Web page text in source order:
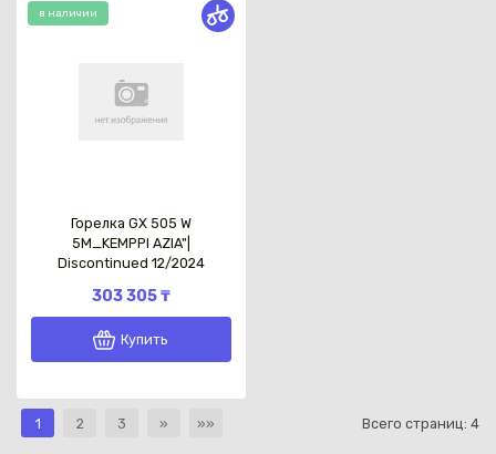
в наличии
Горелка GX 505 W
5М_KEMPPI AZIA"|
Discontinued 12/2024
303 305 ₸
Купить
Всего страниц: 4
1 2 3 » »»